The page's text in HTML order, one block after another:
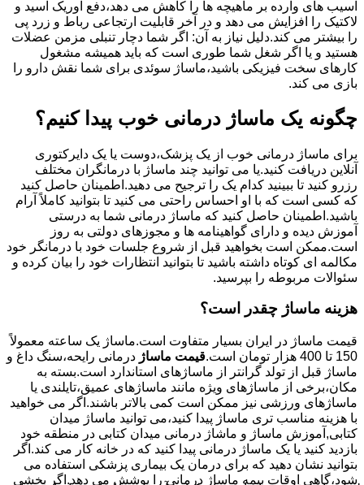
آسیب های وارده بر ماهیچه ها را کاهش می دهد،دفع اوریک اسید و
لاکتیک را افزایش می دهد و در آخر قابلیت ارتجاعی رباط و زرد پی
را بیشتر می کند.دلیل نیاز به آن: اگر شما دچار تنبلی مزمن عضلات
هستید و یا اگر شغل شما طوری است که باید همیشه مشغول
کارهای سخت فیزیکی باشید،ماساژ سوئدی برای شما نقش دارو را
بازی می کند.
چگونه یک ماساژ درمانی خوب پیدا کنیم؟
برای ماساژ درمانی خوب از یک پزشک،دوست یا یک دایرکتوری
آنلاین دریافت کنید.یا می توانید چند ماساژ با درمانگران مختلف
رزرو کنید تا ببینید کدام یک را ترجیح می دهید.اطمینان حاصل کنید
که کسی است که با او احساس راحتی می کنید تا بتوانید کاملاً آرام
باشید.اطمینان حاصل کنید که ماساژ درمانی شما به درستی
آموزش دیده و دارای گواهینامه ها و مجوزهای دولتی به روز
است.ممکن است بخواهید قبل از شروع جلسات خود با درمانگر خود
مکالمه ای کوتاه داشته باشید تا بتوانید انتظارات خود را بیان کرده و
سئوالات مربوطه را بپرسید.
هزینه ماساژ چقدر است؟
قیمت ماساژ در ایران بسیار متفاوت است.ماساژ یک ساعته معمولاً
150 تا 400 هزار تومان است.
قیمت ماساژ درمانی رایحه،سنگ داغ و
ماساژ قبل از تولد گرانتر از ماساژهای استاندارد است.بسته به
مکان،برخی از ماساژهای ویژه مانند ماساژهای عمیق،تایلندی یا
ماساژهای ورزشی نیز ممکن است کمی بالاتر باشند.اگر می خواهید
با هزینه مناسب تری ماساژ پیدا کنید،می توانید ماساژ میدان
کتابی,آموزش ماساژ و ماشاژ درمانی میدان کتابی در منطقه خود
بازدید کنید یا یک ماساژ درمانی پیدا کنید که در خانه کار می کند.اگر
بتوانید نشان دهید که برای درمان یک بیماری پزشکی استفاده می
شود،گاهی اوقات بیمه ماساژ درمانی را پوشش می دهد.اگر بخشی